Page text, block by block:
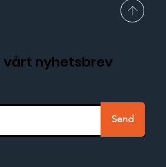
vårt nyhetsbrev
Send